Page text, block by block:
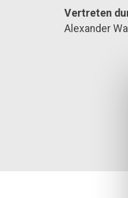
Vertreten
Alexander